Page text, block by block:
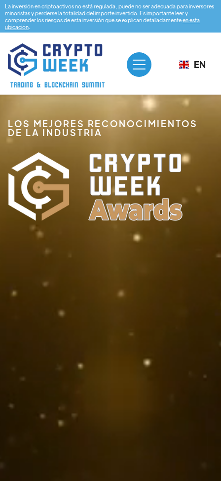
La inversión en criptoactivos no está regulada, puede no ser adecuada para inversores
minoristas y perderse la totalidad del importe invertido. Es importante leer y
comprender los riesgos de esta inversión que se explican detalladamenteen esta
ubicación.
EN
LOS MEJORES RECONOCIMIENTOS
DE LA INDUSTRIA